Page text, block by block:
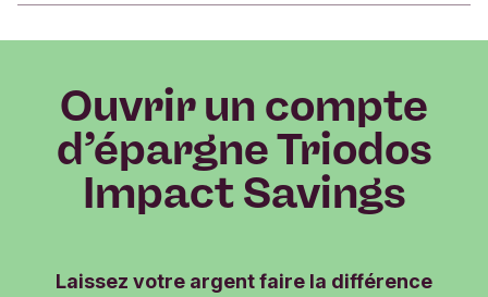
Ouvrir un compte
d’épargne Triodos
Impact Savings
Laissez votre argent faire la différence